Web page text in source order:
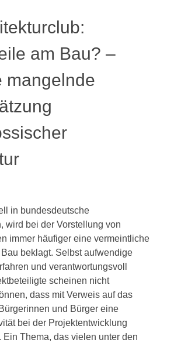
am Bau? –
mangelnde
in bundesdeutsche
wird bei der Vorstellung von
immer häufiger eine vermeintliche
beklagt. Selbst aufwendige
und verantwortungsvoll
scheinen nicht
dass mit Verweis auf das
und Bürger eine
bei der Projektentwicklung
Ein Thema, das vielen unter den